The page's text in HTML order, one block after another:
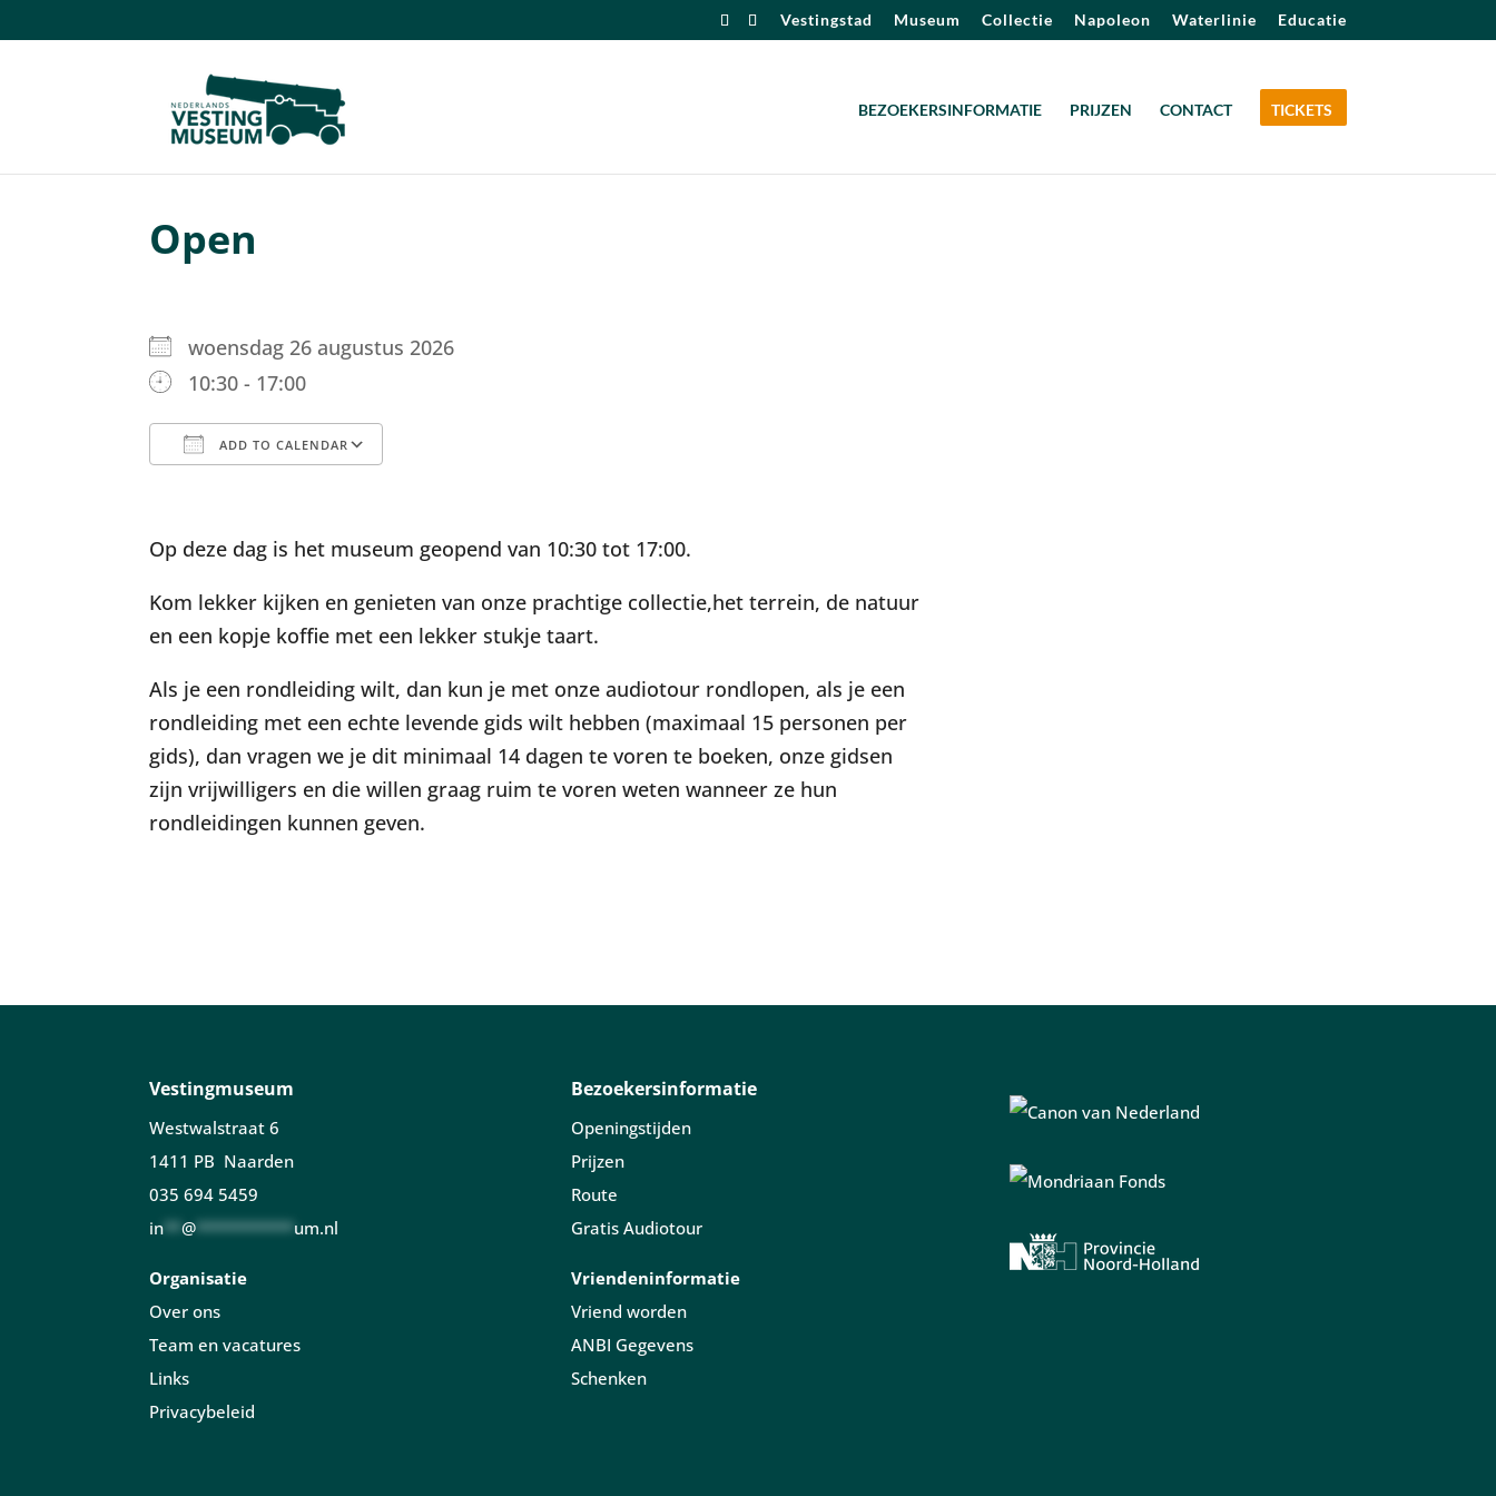
Vestingstad Museum Collectie Napoleon Waterlinie Educatie
BEZOEKERSINFORMATIE PRIJZEN CONTACT TICKETS
Open
woensdag 26 augustus 2026
10:30 - 17:00
ADD TO CALENDAR
Op deze dag is het museum geopend van 10:30 tot 17:00.
Kom lekker kijken en genieten van onze prachtige collectie,het terrein, de natuur
en een kopje koffie met een lekker stukje taart.
Als je een rondleiding wilt, dan kun je met onze audiotour rondlopen, als je een
rondleiding met een echte levende gids wilt hebben (maximaal 15 personen per
gids), dan vragen we je dit minimaal 14 dagen te voren te boeken, onze gidsen
zijn vrijwilligers en die willen graag ruim te voren weten wanneer ze hun
rondleidingen kunnen geven.
Vestingmuseum
Westwalstraat 6
1411 PB Naarden
035 694 5459
in **@ *********** um.nl
Organisatie
Over ons
Team en vacatures
Links
Privacybeleid
Bezoekersinformatie
Openingstijden
Prijzen
Route
Gratis Audiotour
Vriendeninformatie
Vriend worden
ANBI Gegevens
Schenken